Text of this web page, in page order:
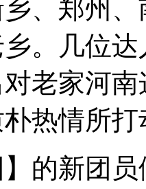
、郑州
。几位
老家河
热情所
新团员